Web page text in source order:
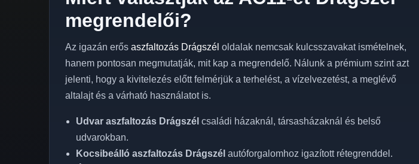
megrendelői?
Az igazán erős aszfaltozás Drágszél oldalak nemcsak kulcsszavakat ismételnek,
hanem pontosan megmutatják, mit kap a megrendelő. Nálunk a prémium szint azt
jelenti, hogy a kivitelezés előtt felmérjük a terhelést, a vízelvezetést, a meglévő
altalajt és a várható használatot is.
Udvar aszfaltozás Drágszél családi házaknál, társasházaknál és belső
udvarokban.
Kocsibeálló aszfaltozás Drágszél autóforgalomhoz igazított rétegrenddel.